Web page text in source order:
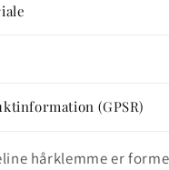
(GPSR)
hårklemme er